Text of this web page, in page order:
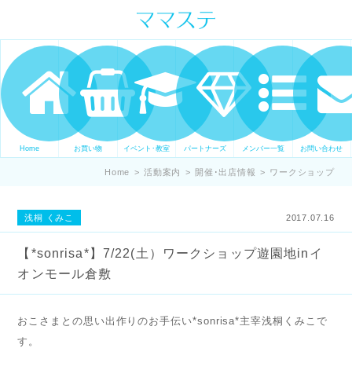
ママの才能発信します。 手づくり
表現ステージ ママステ スキル・セ
ンスを表現したいママが集まって
ます。
Home お買い物 イベント･教室 パートナーズ メンバー一覧 お問い合わせ
Home > 活動案内 > 開催･出店情報 > ワークショップ
浅桐 くみこ 2017.07.16
【*sonrisa*】7/22(土）ワークショップ遊園地inイ
オンモール倉敷
おこさまとの思い出作りのお手伝い*sonrisa*主宰浅桐くみこで
す。